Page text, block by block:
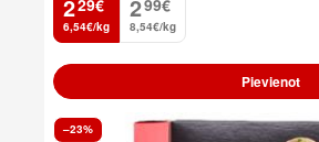
2
. 29€
6,54€/kg
2
. 99€
8,54€/kg
Pievienot
–23%